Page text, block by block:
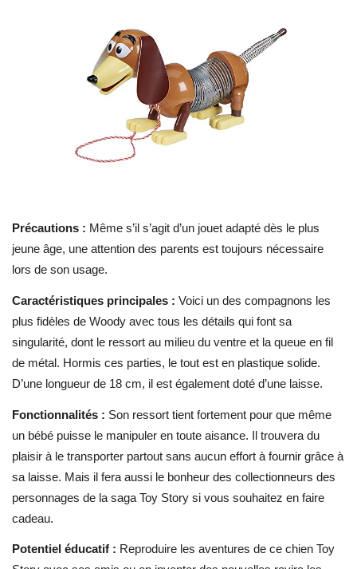
Précautions : Même s’il s’agit d’un jouet adapté dès le plus
jeune âge, une attention des parents est toujours nécessaire
lors de son usage.
Caractéristiques principales : Voici un des compagnons les
plus fidèles de Woody avec tous les détails qui font sa
singularité, dont le ressort au milieu du ventre et la queue en fil
de métal. Hormis ces parties, le tout est en plastique solide.
D’une longueur de 18 cm, il est également doté d’une laisse.
Fonctionnalités : Son ressort tient fortement pour que même
un bébé puisse le manipuler en toute aisance. Il trouvera du
plaisir à le transporter partout sans aucun effort à fournir grâce à
sa laisse. Mais il fera aussi le bonheur des collectionneurs des
personnages de la saga Toy Story si vous souhaitez en faire
cadeau.
Potentiel éducatif : Reproduire les aventures de ce chien Toy